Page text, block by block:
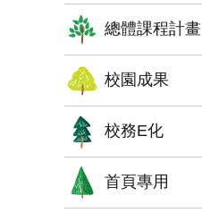
總體課程計畫
校園成果
校務E化
首頁專用